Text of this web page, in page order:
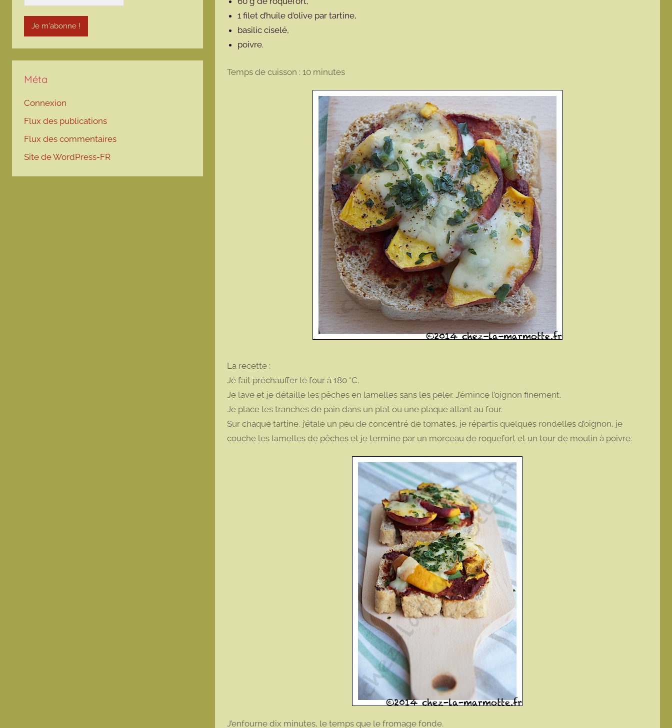
1 filet d’huile d’olive par tartine,
basilic ciselé,
poivre.
Temps de cuisson : 10 minutes
La recette :
Je fait préchauffer le four à 180 °C.
Je lave et je détaille les pêches en lamelles sans les peler. J’émince l’oignon finement.
Je place les tranches de pain dans un plat ou une plaque allant au four.
Sur chaque tartine, j’étale un peu de concentré de tomates, je répartis quelques rondelles d’oignon, je
couche les lamelles de pêches et je termine par un morceau de roquefort et un tour de moulin à poivre.
J’enfourne dix minutes, le temps que le fromage fonde.
Méta
Connexion
Flux des publications
Flux des commentaires
Site de WordPress-FR